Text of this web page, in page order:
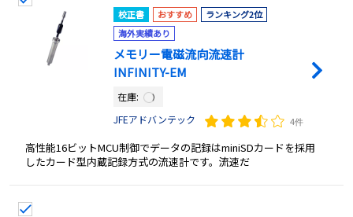
校正書 おすすめ
ランキング2位
海外実績あり
メモリー電磁流向流速計
INFINITY-EM
在庫:
JFEアドバンテック
4件
高性能16ビットMCU制御でデータの記録はminiSDカードを採用
したカード型内蔵記録方式の流速計です。流速だ